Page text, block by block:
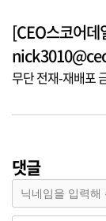
[CEO스코어
무단 전재-재배포
댓글